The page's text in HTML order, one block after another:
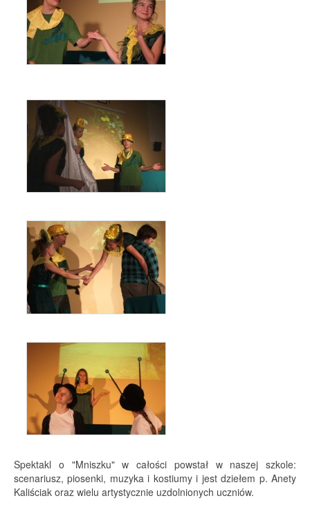
Spektakl o "Mniszku" w całości powstał w naszej szkole:
scenariusz, piosenki, muzyka i kostiumy i jest dziełem p. Anety
Kaliściak oraz wielu artystycznie uzdolnionych uczniów.